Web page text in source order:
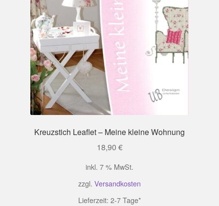
Kreuzstich Leaflet – Meine kleine Wohnung
18,90 €
inkl. 7 % MwSt.
zzgl. Versandkosten
Lieferzeit: 2-7 Tage*